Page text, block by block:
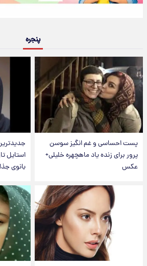
پنجره
پست احساسی و غم انگیز سوسن
پرور برای زنده یاد ماهچهره خلیلی+
عکس
استایل
بانوی